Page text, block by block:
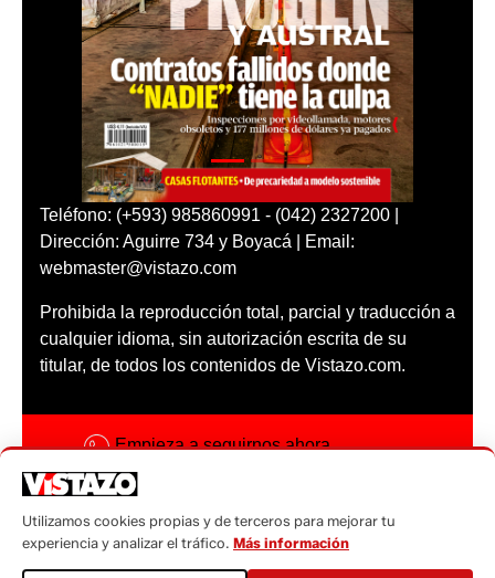
Teléfono: (+593) 985860991 - (042) 2327200 |
Dirección: Aguirre 734 y Boyacá | Email:
webmaster@vistazo.com
Prohibida la reproducción total, parcial y traducción a
cualquier idioma, sin autorización escrita de su
titular, de todos los contenidos de Vistazo.com.
Empieza a seguirnos ahora
Código ética
Sugerencias a:
Utilizamos cookies propias y de terceros para mejorar tu
experiencia y analizar el tráfico. Más información